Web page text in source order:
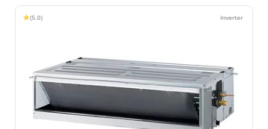
(5.0)